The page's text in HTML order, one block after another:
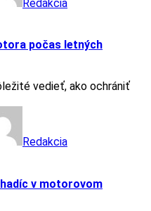
Redakcia
počas letných
vedieť, ako ochrániť
Redakcia
v motorovom